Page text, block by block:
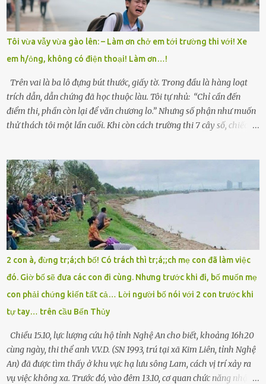
trong làng thương lắm, bảo: “Thằng Trí học giỏi mà hiền, sau này
nên ông này bà nọ đó!” Trí có ba cô em gái: Mai, Lan và Hương – ba
cái tên mẹ đặt lúc còn sống, mong tụi nhỏ sau này như hoa mai nở
giữa mùa đông. Nhưng hoa có đẹp mấy cũng cần đất màu, mà nhà
thì chỉ toàn đất sỏi đá và khốn khó. Năm đó, Trí đỗ Đại học Bách
Khoa Hà...
Tôi vừa vẫy vừa gào lên: – Làm ơn chở em tới trường thi với! Xe
em h/ỏng, không có điện thoại! Làm ơn…!
Trên vai là ba lô đựng bút thước, giấy tờ. Trong đầu là hàng loạt
trích dẫn, dẫn chứng đã học thuộc làu. Tôi tự nhủ: “Chỉ cần đến
điểm thi, phần còn lại để văn chương lo.” Nhưng số phận như muốn
thử thách tôi một lần cuối. Khi còn cách trường thi 7 cây số, chiếc xe
sực nhớ – điện thoại đang sạc, sáng nay quên mang theo! Giữa con
đường thưa thớt người qua lại, tôi hoảng loạn vẫy tay xin đi nhờ. –
Chú ơi, cháu đi thi, xe hỏng rồi! Làm ơn cho cháu đi nhờ với! – Cô ơi,
giúp cháu với, cháu không có điện thoại… Người thì lắc đầu. Người
thì tăng ga tránh xa như né một kẻ lừa đảo. Tôi gào lên giữa đường
như một kẻ mất trí. Vô ích. 6h10. Còn hơn 30 phút nữa. Trong đầu
tôi chỉ có một lựa chọn duy nhất: chạy. Tôi quăng xe vào vệ đường,
rút tờ giấy báo dự thi nhét túi áo, đeo ba lô và chạy . Chạy miết.
Chạy không ngừng. Qua ngã...
2 con à, đừng tr;á;ch bố! Có trách thì tr;á;;ch mẹ con đã làm việc
đó. Giờ bố sẽ đưa các con đi cùng. Nhưng trước khi đi, bố muốn mẹ
con phải chứng kiến tất cả… Lời người bố nói với 2 con trước khi
tự tay… trên cầu Bến Thủy
Chiều 15.10, lực lượng cứu hộ tỉnh Nghệ An cho biết, khoảng 16h20
cùng ngày, thi thể anh V.V.D. (SN 1993, trú tại xã Kim Liên, tỉnh Nghệ
An) đã được tìm thấy ở khu vực hạ lưu sông Lam, cách vị trí xảy ra
vụ việc không xa. Trước đó, vào đêm 13.10, cơ quan chức năng nhận